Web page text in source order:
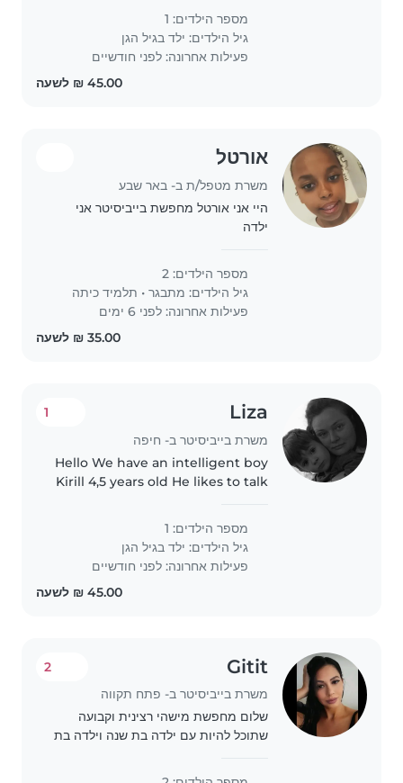
מספר הילדים: 1
גיל הילדים: ילד בגיל הגן
פעילות אחרונה: לפני חודשיים
אורטל
משרת מטפל/ת ב- באר שבע
היי אני אורטל מחפשת בייביסיטר אני
ילדה
שרק התחילה את הלימודים וכבר אני
רוצה לעבוד כי אני רוצה להיות אחראית
יותר אז..
מספר הילדים: 2
גיל הילדים: מתבגר • תלמיד כיתה
פעילות אחרונה: לפני 6 ימים
Liza
משרת בייביסיטר ב- חיפה
1
Hello We have an intelligent boy
Kirill 4,5 years old He likes to talk
walk outside more with a
cheerful babysitter
מספר הילדים: 1
גיל הילדים: ילד בגיל הגן
פעילות אחרונה: לפני חודשיים
Gitit
משרת בייביסיטר ב- פתח תקווה
2
שלום מחפשת מישהי רצינית וקבועה
שתוכל להיות עם ילדה בת שנה וילדה בת
אצטרך ליותר ימים מחפשת מישהי